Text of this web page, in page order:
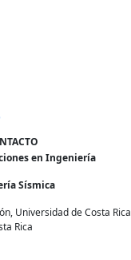
en Ingeniería
Sísmica
Universidad de Costa Rica
Rica